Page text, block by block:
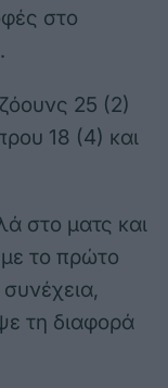
στο
25 (2)
18 (4) και
στο ματς και
το πρώτο
τη διαφορά